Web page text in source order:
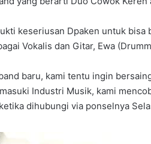
keseriusan Dpaken untuk
Vokalis dan Gitar, Ewa
baru, kami tentu ingin
Industri Musik, kami
dihubungi via ponselnya